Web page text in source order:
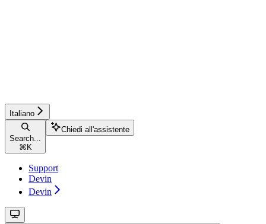
Italiano
Search...
⌘ K
Chiedi all'assistente
Support
Devin
Devin